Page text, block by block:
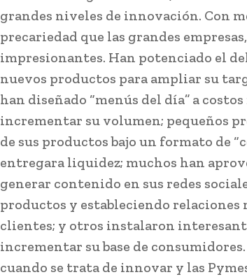
grandes niveles de innovación. Con
precariedad que las grandes
impresionantes. Han potenciado el
nuevos productos para ampliar su
han diseñado “menús del día” a
incrementar su volumen; pequeños
de sus productos bajo un formato de
entregara liquidez; muchos han
generar contenido en sus redes
productos y estableciendo relaciones
clientes; y otros instalaron
incrementar su base de
cuando se trata de innovar y las